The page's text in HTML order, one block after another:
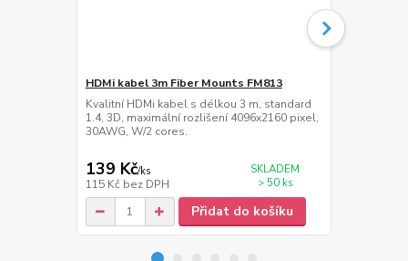
HDMi kabel 3m Fiber Mounts FM813
Kvalitní HDMi kabel s délkou 3 m, standard
1.4, 3D, maximální rozlišení 4096x2160 pixel,
30AWG, W/2 cores.
139 Kč/ks
115 Kč bez DPH
SKLADEM
> 50 ks
Přidat do košíku